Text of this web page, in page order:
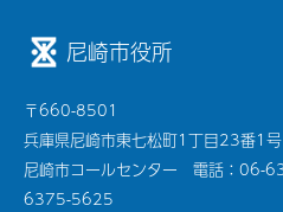
尼崎市役所
〒660-8501
兵庫県尼崎市東七松町1丁目23番1号
尼崎市コールセンター 電話：
6375-5625